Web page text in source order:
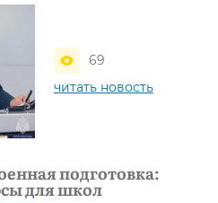
69
читать новость
подготовка:
для школ